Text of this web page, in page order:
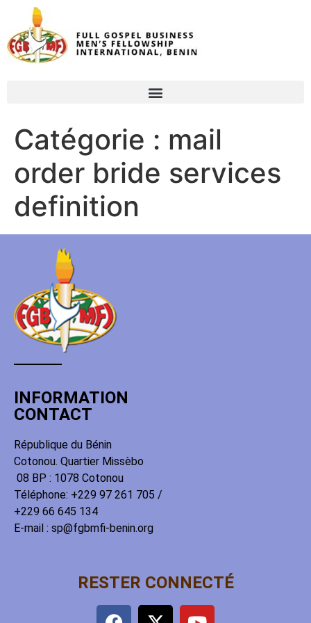
Catégorie : mail
order bride services
definition
INFORMATION
CONTACT
République du Bénin
Cotonou. Quartier Missèbo
08 BP : 1078 Cotonou
Téléphone: +229 97 261 705 /
+229 66 645 134
E-mail : sp@fgbmfi-benin.org
RESTER CONNECTÉ